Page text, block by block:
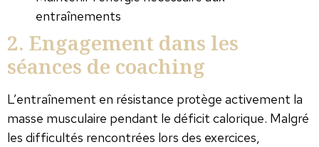
entraînements
2. Engagement dans les
séances de coaching
L’entraînement en résistance protège activement la
masse musculaire pendant le déficit calorique. Malgré
les difficultés rencontrées lors des exercices,